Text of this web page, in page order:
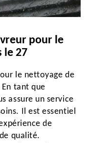
pour le
le 27
le nettoyage de
tant que
assure un service
Il est essentiel
de
qualité.